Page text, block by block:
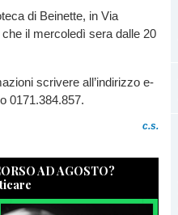
di Beinette, in Via
il mercoledì sera dalle 20
scrivere all’indirizzo e-
0171.384.857.
c.s.
AD AGOSTO?